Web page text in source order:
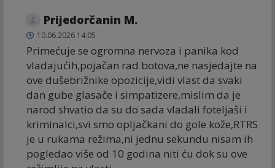
Prijedorčanin M.
10.06.2026 14:05
Primećuje se ogromna nervoza i panika kod
vladajućih,pojačan rad botova,ne nasjedajte na
ove dušebrižnike opozicije,vidi vlast da svaki
dan gube glasače i simpatizere,mislim da je
narod shvatio da su do sada vladali foteljaši i
kriminalci,svi smo opljačkani do gole kože,RTRS
je u rukama režima,ni jednu sekundu nisam ih
pogledao više od 10 godina niti ću dok su ove